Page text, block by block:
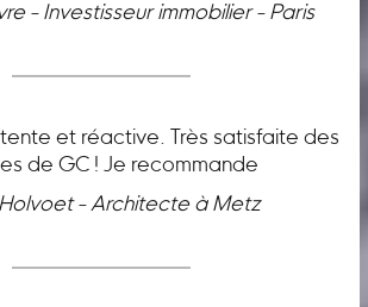
- Investisseur immobilier - Paris
et réactive. Très satisfaite des
de GC ! Je recommande
- Architecte à Metz